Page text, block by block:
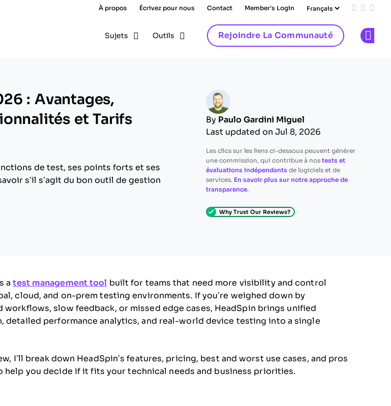
À propos Écrivez pour nous Contact Member's Login Add us
Follow
Sujets Outils Rejoindre La Communauté
: Avantages,
et Tarifs
de test, ses points forts et ses
s’il s’agit du bon outil de gestion
By Paulo Gardini Miguel
Last updated on Jul 8, 2026
Les clics sur les liens ci-dessous peuvent générer
une commission, qui contribue à nos tests et
évaluations indépendants de logiciels et de
services. En savoir plus sur notre approche de
transparence.
Why Trust Our Reviews?
atest management tool built for teams that need more visibility and control
cloud, and on-prem testing environments. If you’re weighed down by
workflows, slow feedback, or missed edge cases, HeadSpin brings unified
detailed performance analytics, and real-world device testing into a single
I’ll break down HeadSpin’s features, pricing, best and worst use cases, and pros
help you decide if it fits your technical needs and business priorities.